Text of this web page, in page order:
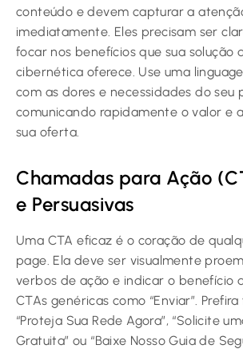
conteúdo e devem capturar a
imediatamente. Eles precisam ser
focar nos benefícios que sua solução
cibernética oferece. Use uma
com as dores e necessidades do seu
comunicando rapidamente o valor e
sua oferta.
Chamadas para Ação
e Persuasivas
Uma CTA eficaz é o coração de
page. Ela deve ser visualmente
verbos de ação e indicar o benefício
CTAs genéricas como “Enviar”.
“Proteja Sua Rede Agora”, “Solicite
Gratuita” ou “Baixe Nosso Guia de